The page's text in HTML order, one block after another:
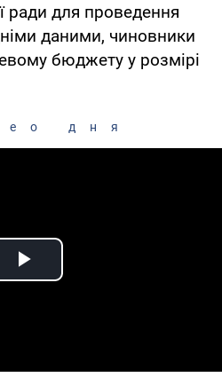
ради для проведення
даними, чиновники
бюджету у розмірі
дня
Play Video